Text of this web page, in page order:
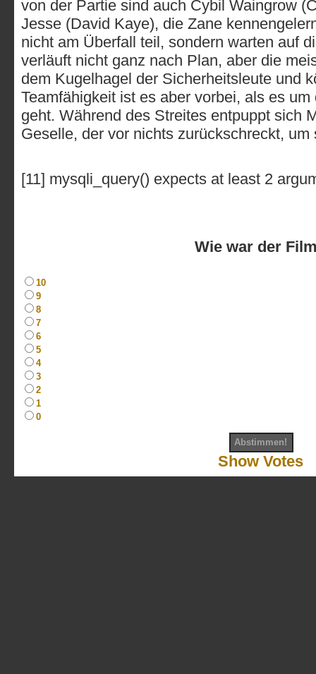
von der Partie sind auch Cybil Waingrow
Jesse (David Kaye), die Zane
nicht am Überfall teil, sondern warten auf
verläuft nicht ganz nach Plan, aber die
dem Kugelhagel der Sicherheitsleute und
Teamfähigkeit ist es aber vorbei, als es
geht. Während des Streites entpuppt sich
Geselle, der vor nichts zurückschreckt,
[11] mysqli_query() expects at least 2
Wie war der
10
9
8
7
6
5
4
3
2
1
0
Show Votes